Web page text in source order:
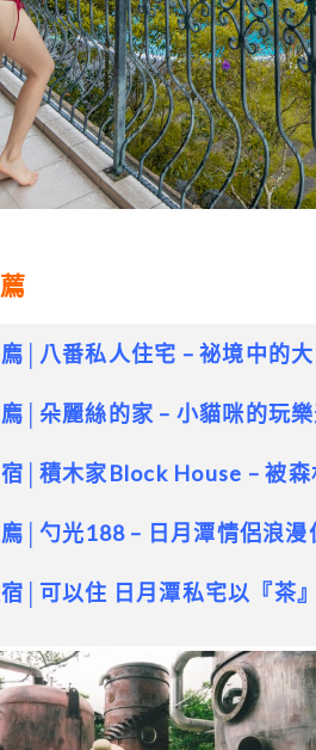
廌│八番私人住宅 – 祕境中的
廌│朵麗絲的家 – 小貓咪的玩
宿│積木家Block House – 被
廌│勺光188 – 日月潭情侶浪漫
│ 可以住 日月潭私宅以『茶